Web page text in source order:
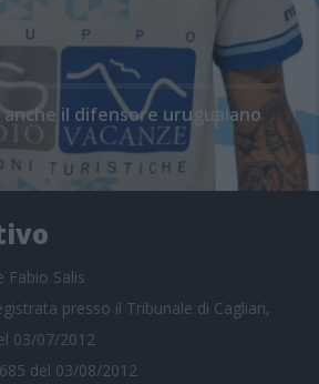
il difensore uruguaiano
Fabio Salis
presso il Tribunale di Cagliari,
03/07/2012
del 03/08/2012